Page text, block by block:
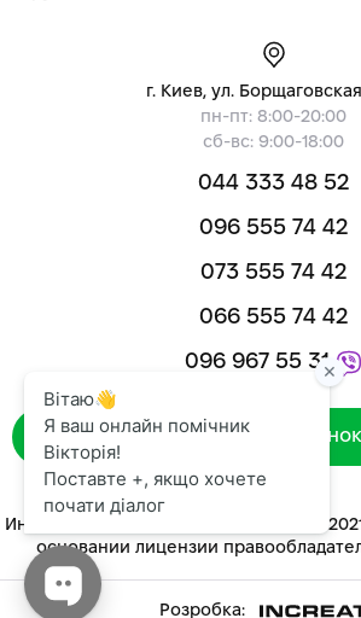
г. Киев, ул.
пн-пт: 8:00-20:00
сб-вс: 9:00-18:00
044 333 48 52
096 555 74 42
073 555 74 42
066 555 74 42
096 967 55 31
Зворотний дзвінок
Интернет-магазин «ЯБЛУКОМ™» 2014-
основании лицензии
Розробка: